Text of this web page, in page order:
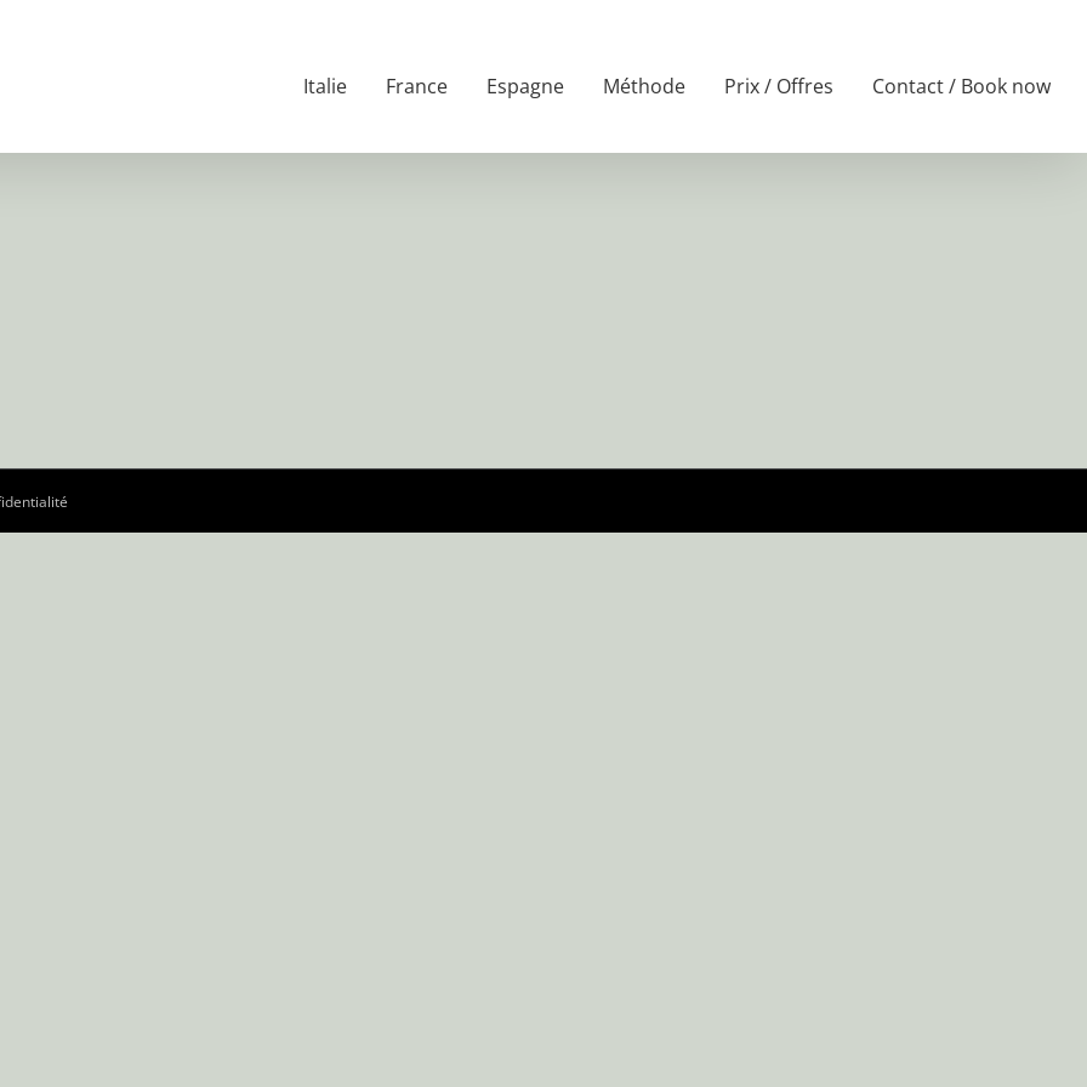
Italie France Espagne Méthode Prix / Offres Contact / Book now